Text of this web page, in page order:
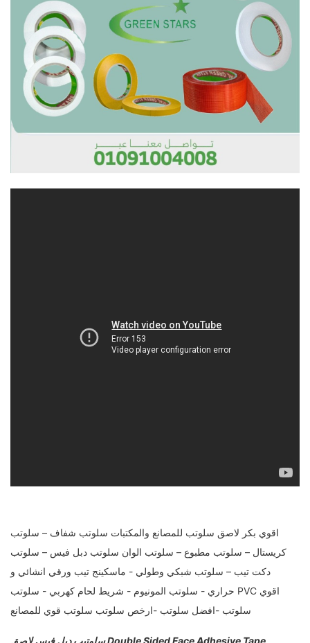
اقوي بكر لاصق سلوتب للمصانع والمكتبات سلوتب شفاف – سلوتب
كريستال – سلوتب مطبوع – سلوتب الوان سلوتب دبل فيس – سلوتب
دكت تيب – سلوتب شبكي وطولي - ماسكينج تيب ورقي انشائي و
حراري - سلوتب المونيوم - شريط لحام كهربي - سلوتب PVC اقوي
سلوتب -افضل سلوتب -ارخص سلوتب سلوتب قوي للمصانع
سلوتيب دبل فيس لاصق Double Sided Face Adhesive Tape